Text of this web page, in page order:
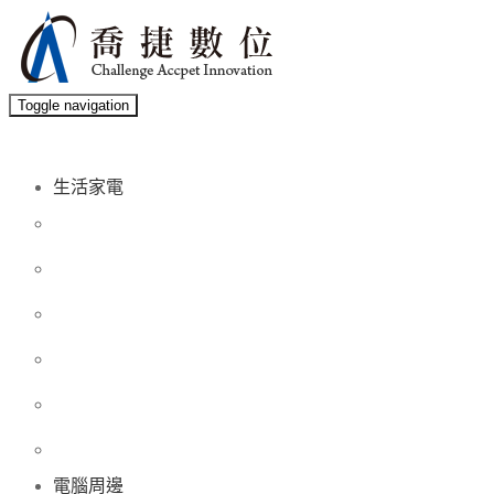
Toggle navigation
生活家電
電腦周邊